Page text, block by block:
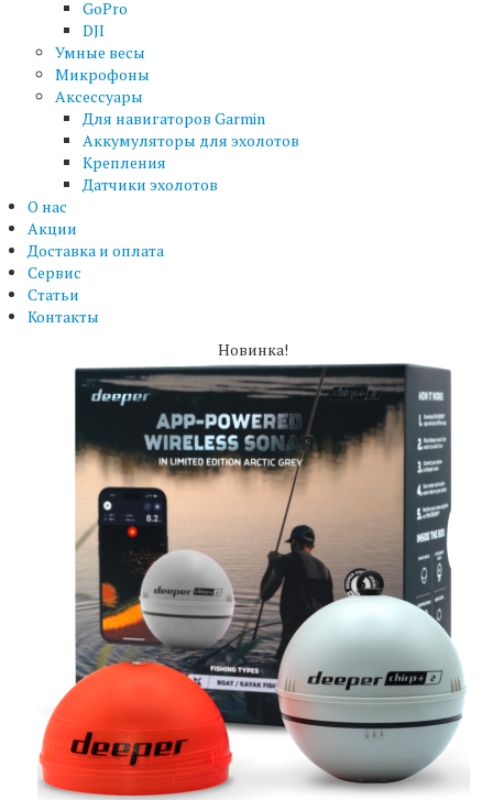
GoPro
DJI
Умные весы
Микрофоны
Аксессуары
Для навигаторов Garmin
Аккумуляторы для эхолотов
Крепления
Датчики эхолотов
О нас
Акции
Доставка и оплата
Сервис
Статьи
Контакты
Новинка!